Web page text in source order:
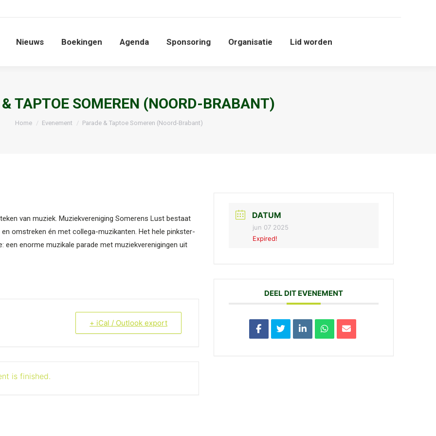
Nieuws Boekingen Agenda Sponsoring Organisatie Lid worden
TAPTOE SOMEREN (NOORD-BRABANT)
Je bent hier:
Home Evenement Parade & Taptoe Someren (Noord-Brabant)
van muziek. Muziekvereniging Somerens Lust bestaat
omstreken én met collega-muzikanten. Het hele pinkster­
een enorme muzikale parade met muziek­verenigingen uit
+ iCal / Outlook export
is finished.
DATUM
jun 07 2025
Expired!
DEEL DIT EVENEMENT
Nieuws Boekingen Agenda Sponsoring Organisatie Lid worden